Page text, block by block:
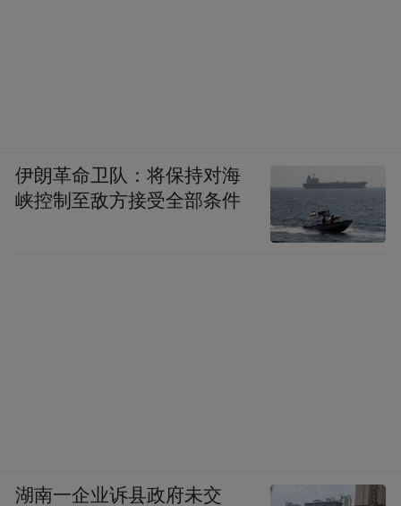
伊朗革命卫队：将保持对海
峡控制至敌方接受全部条件
湖南一企业诉县政府未交